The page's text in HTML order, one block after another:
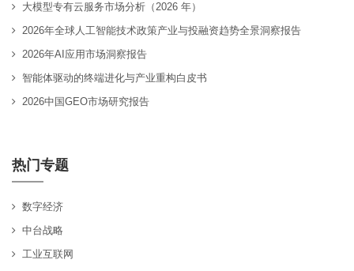
大模型专有云服务市场分析（2026 年）
2026年全球人工智能技术政策产业与投融资趋势全景洞察报告
2026年AI应用市场洞察报告
智能体驱动的终端进化与产业重构白皮书
2026中国GEO市场研究报告
热门专题
数字经济
中台战略
工业互联网